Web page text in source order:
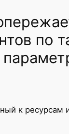
по
к ресурсам